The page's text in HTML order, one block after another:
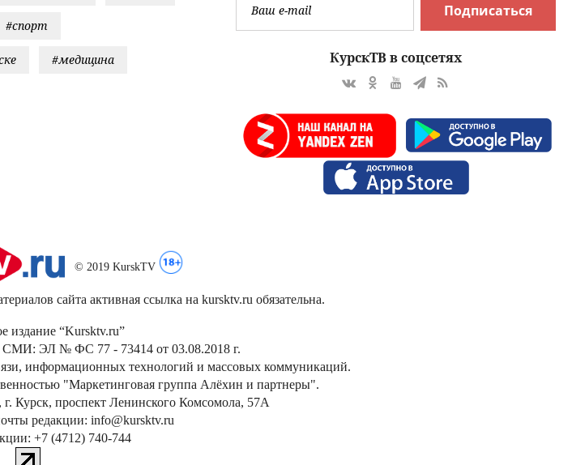
Подписаться
КурскТВ в соцсетях
#спорт
#медицина
© 2019 KurskTV
сайта активная ссылка на kursktv.ru обязательна.
издание “Kursktv.ru”
СМИ: ЭЛ № ФС 77 - 73414 от 03.08.2018 г.
информационных технологий и массовых коммуникаций.
"Маркетинговая группа Алёхин и партнеры".
Курск, проспект Ленинского Комсомола, 57А
редакции: info@kursktv.ru
+7 (4712) 740-744